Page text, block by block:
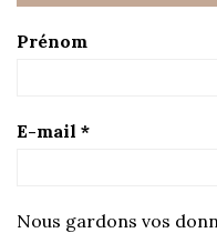
Prénom
E-mail *
Nous gardons vos